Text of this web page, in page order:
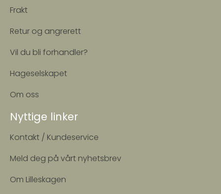
Frakt
Retur og angrerett
Vil du bli forhandler?
Hageselskapet
Om oss
Nyttige linker
Kontakt / Kundeservice
Meld deg på vårt nyhetsbrev
Om Lilleskagen